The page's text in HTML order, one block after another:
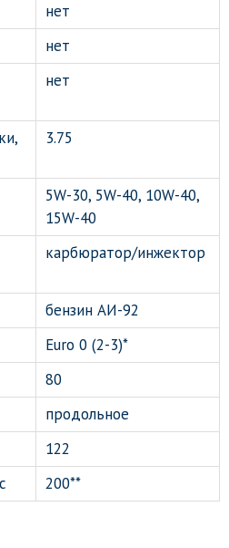
нет
нет
нет
3.75
5W-30, 5W-40, 10W-40,
15W-40
карбюратор/инжектор
бензин АИ-92
Euro 0 (2-3)*
80
продольное
122
200**